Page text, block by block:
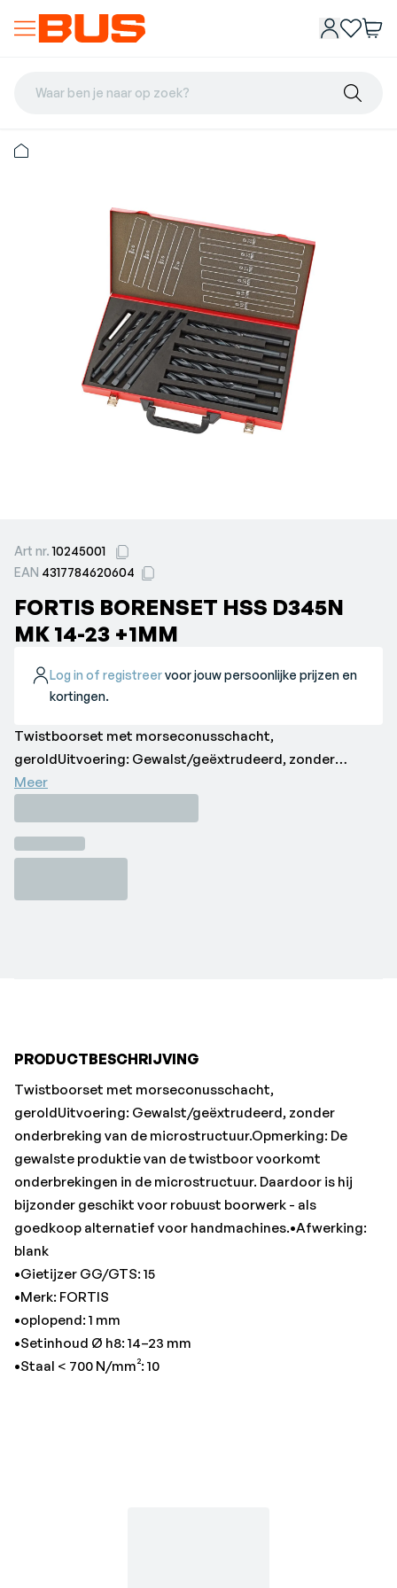
Waar ben je naar op zoek?
Art nr.10245001
EAN 4317784620604
FORTIS BORENSET HSS D345N
MK 14-23 +1MM
Log in of registreervoor jouw persoonlijke prijzen en
kortingen.
Twistboorset met morseconusschacht,
geroldUitvoering: Gewalst/geëxtrudeerd, zonder
onderbreking van de microstructuur.Opmerking: De
onderbrekingen in de microstructuur. Daardoor is hij
bijzonder geschikt voor robuust boorwerk - als
blank
Meer
PRODUCTBESCHRIJVING
Twistboorset met morseconusschacht,
geroldUitvoering: Gewalst/geëxtrudeerd, zonder
onderbreking van de microstructuur.Opmerking: De
gewalste produktie van de twistboor voorkomt
onderbrekingen in de microstructuur. Daardoor is hij
bijzonder geschikt voor robuust boorwerk - als
goedkoop alternatief voor handmachines.•Afwerking:
blank
•Gietijzer GG/GTS: 15
•Merk: FORTIS
•oplopend: 1 mm
•Setinhoud Ø h8: 14–23 mm
•Staal < 700 N/mm²: 10